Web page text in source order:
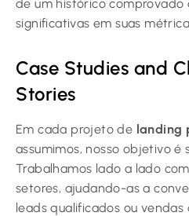
de um histórico comprovado
significativas em suas
Case Studies and
Stories
Em cada projeto de landing
assumimos, nosso objetivo é
Trabalhamos lado a lado
setores, ajudando-as a
leads qualificados ou vendas